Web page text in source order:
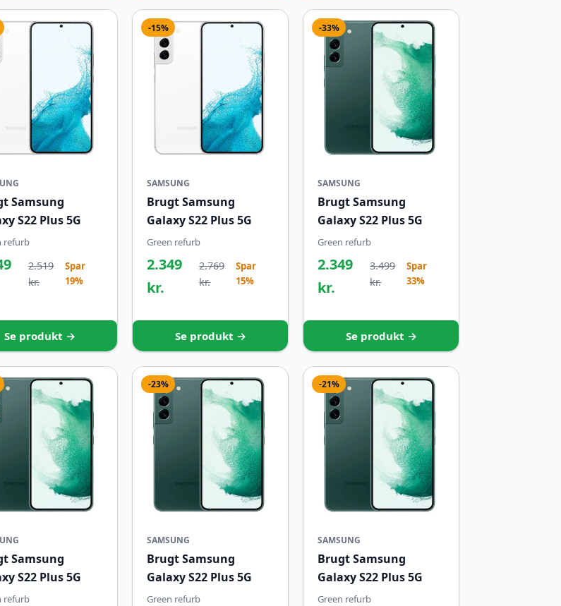
Samsung
S22 Plus 5G
refurb
2.519
kr.
Spar
19%
Se produkt →
-15%
SAMSUNG
Brugt Samsung
Galaxy S22 Plus 5G
Green refurb
2.349
kr.
2.769
kr.
Spar
15%
Se produkt →
-33%
SAMSUNG
Brugt Samsung
Galaxy S22 Plus 5G
Green refurb
2.349
kr.
3.499
kr.
Spar
33%
Se produkt →
Samsung
S22 Plus 5G
refurb
-23%
SAMSUNG
Brugt Samsung
Galaxy S22 Plus 5G
Green refurb
-21%
SAMSUNG
Brugt Samsung
Galaxy S22 Plus 5G
Green refurb